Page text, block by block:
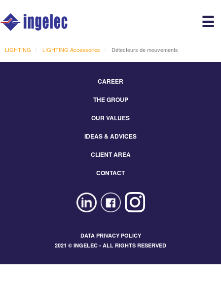
☰
LIGHTING LIGHTING Accessories Détecteurs de mouvements
CAREER
THE GROUP
OUR VALUES
IDEAS & ADVICES
CLIENT AREA
CONTACT
DATA PRIVACY POLICY
2021 © INGELEC - ALL RIGHTS RESERVED